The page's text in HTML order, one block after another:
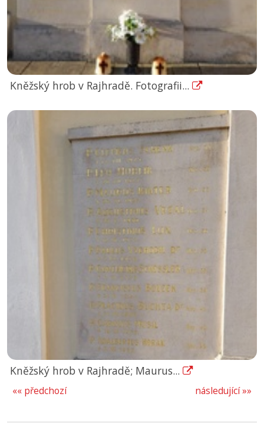
Kněžský hrob v Rajhradě. Fotografii...
Kněžský hrob v Rajhradě; Maurus...
následující »»
«« předchozí